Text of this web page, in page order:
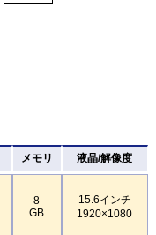
メモリ 液晶/解像度
8
GB
15.6インチ
1920×1080